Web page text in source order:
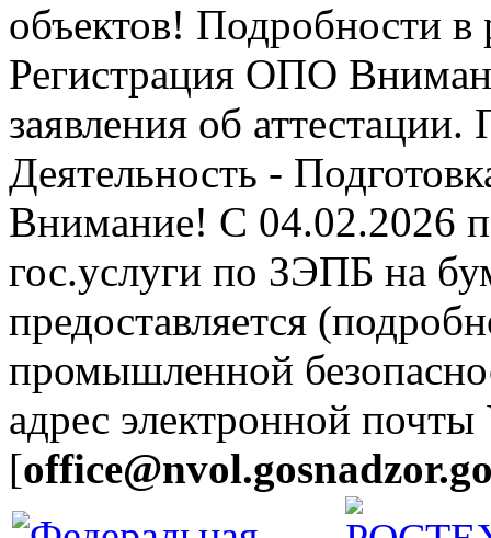
объектов! Подробности в
Регистрация ОПО
заявления об
Деятельность -
Внимание! С 04.02.2026
гос.услуги по ЗЭПБ на
предоставляется
промышленной
адрес электронной
[